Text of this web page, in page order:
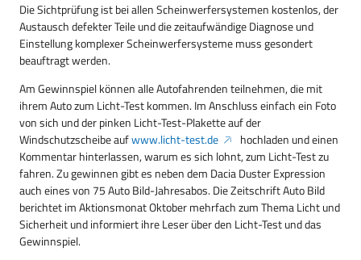
Die Sichtprüfung ist bei allen Scheinwerfersystemen kostenlos, der
Austausch defekter Teile und die zeitaufwändige Diagnose und
Einstellung komplexer Scheinwerfersysteme muss gesondert
beauftragt werden.
Am Gewinnspiel können alle Autofahrenden teilnehmen, die mit
ihrem Auto zum Licht-Test kommen. Im Anschluss einfach ein Foto
von sich und der pinken Licht-Test-Plakette auf der
Windschutzscheibe aufwww.licht-test.de
hochladen und einen
Kommentar hinterlassen, warum es sich lohnt, zum Licht-Test zu
fahren. Zu gewinnen gibt es neben dem Dacia Duster Expression
auch eines von 75 Auto Bild-Jahresabos. Die Zeitschrift Auto Bild
berichtet im Aktionsmonat Oktober mehrfach zum Thema Licht und
Sicherheit und informiert ihre Leser über den Licht-Test und das
Gewinnspiel.